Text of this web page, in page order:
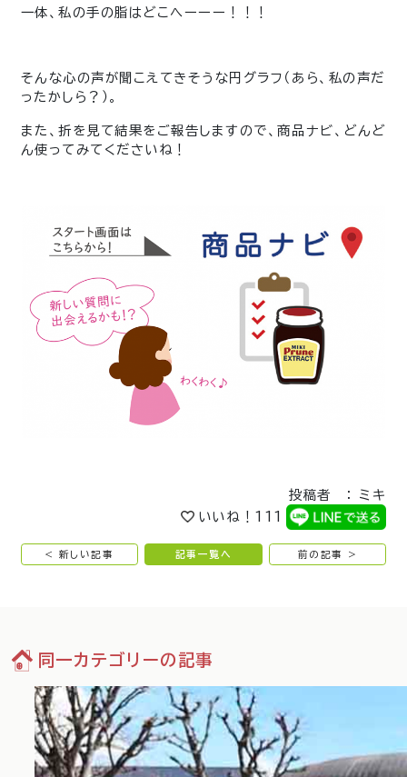
一体、私の手の脂はどこへーーー！！！
そんな心の声が聞こえてきそうな円グラフ（あら、私の声だ
ったかしら？）。
また、折を見て結果をご報告しますので、商品ナビ、どんど
ん使ってみてくださいね！
投稿者 ： ミキ
いいね！ 111
< 新しい記事 記事一覧へ 前の記事 >
同一カテゴリーの記事